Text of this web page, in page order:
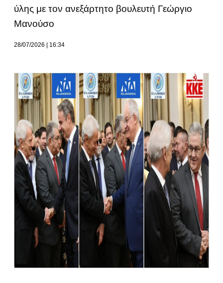
ύλης με τον ανεξάρτητο βουλευτή Γεώργιο
Μανούσο
28/07/2026 16:34